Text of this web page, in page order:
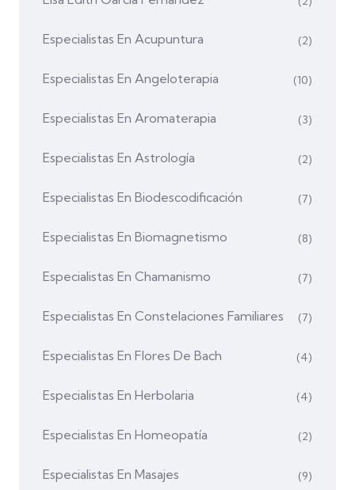
Especialistas En Acupuntura (2)
Especialistas En Angeloterapia (10)
Especialistas En Aromaterapia (3)
Especialistas En Astrología (2)
Especialistas En Biodescodificación (7)
Especialistas En Biomagnetismo (8)
Especialistas En Chamanismo (7)
Especialistas En Constelaciones Familiares (7)
Especialistas En Flores De Bach (4)
Especialistas En Herbolaria (4)
Especialistas En Homeopatía (2)
Especialistas En Masajes (9)